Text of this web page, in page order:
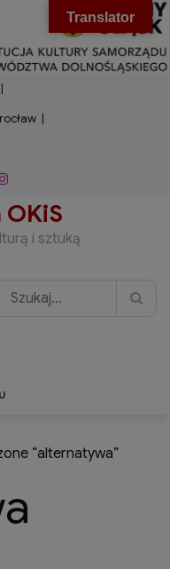
i sztuką
“alternatywa”
Translator